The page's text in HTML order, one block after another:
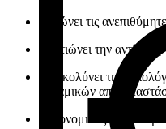
Μειώνει τις
Βελτιώνει την
Διευκολύνει την
κεραμικών
Εργονομικός